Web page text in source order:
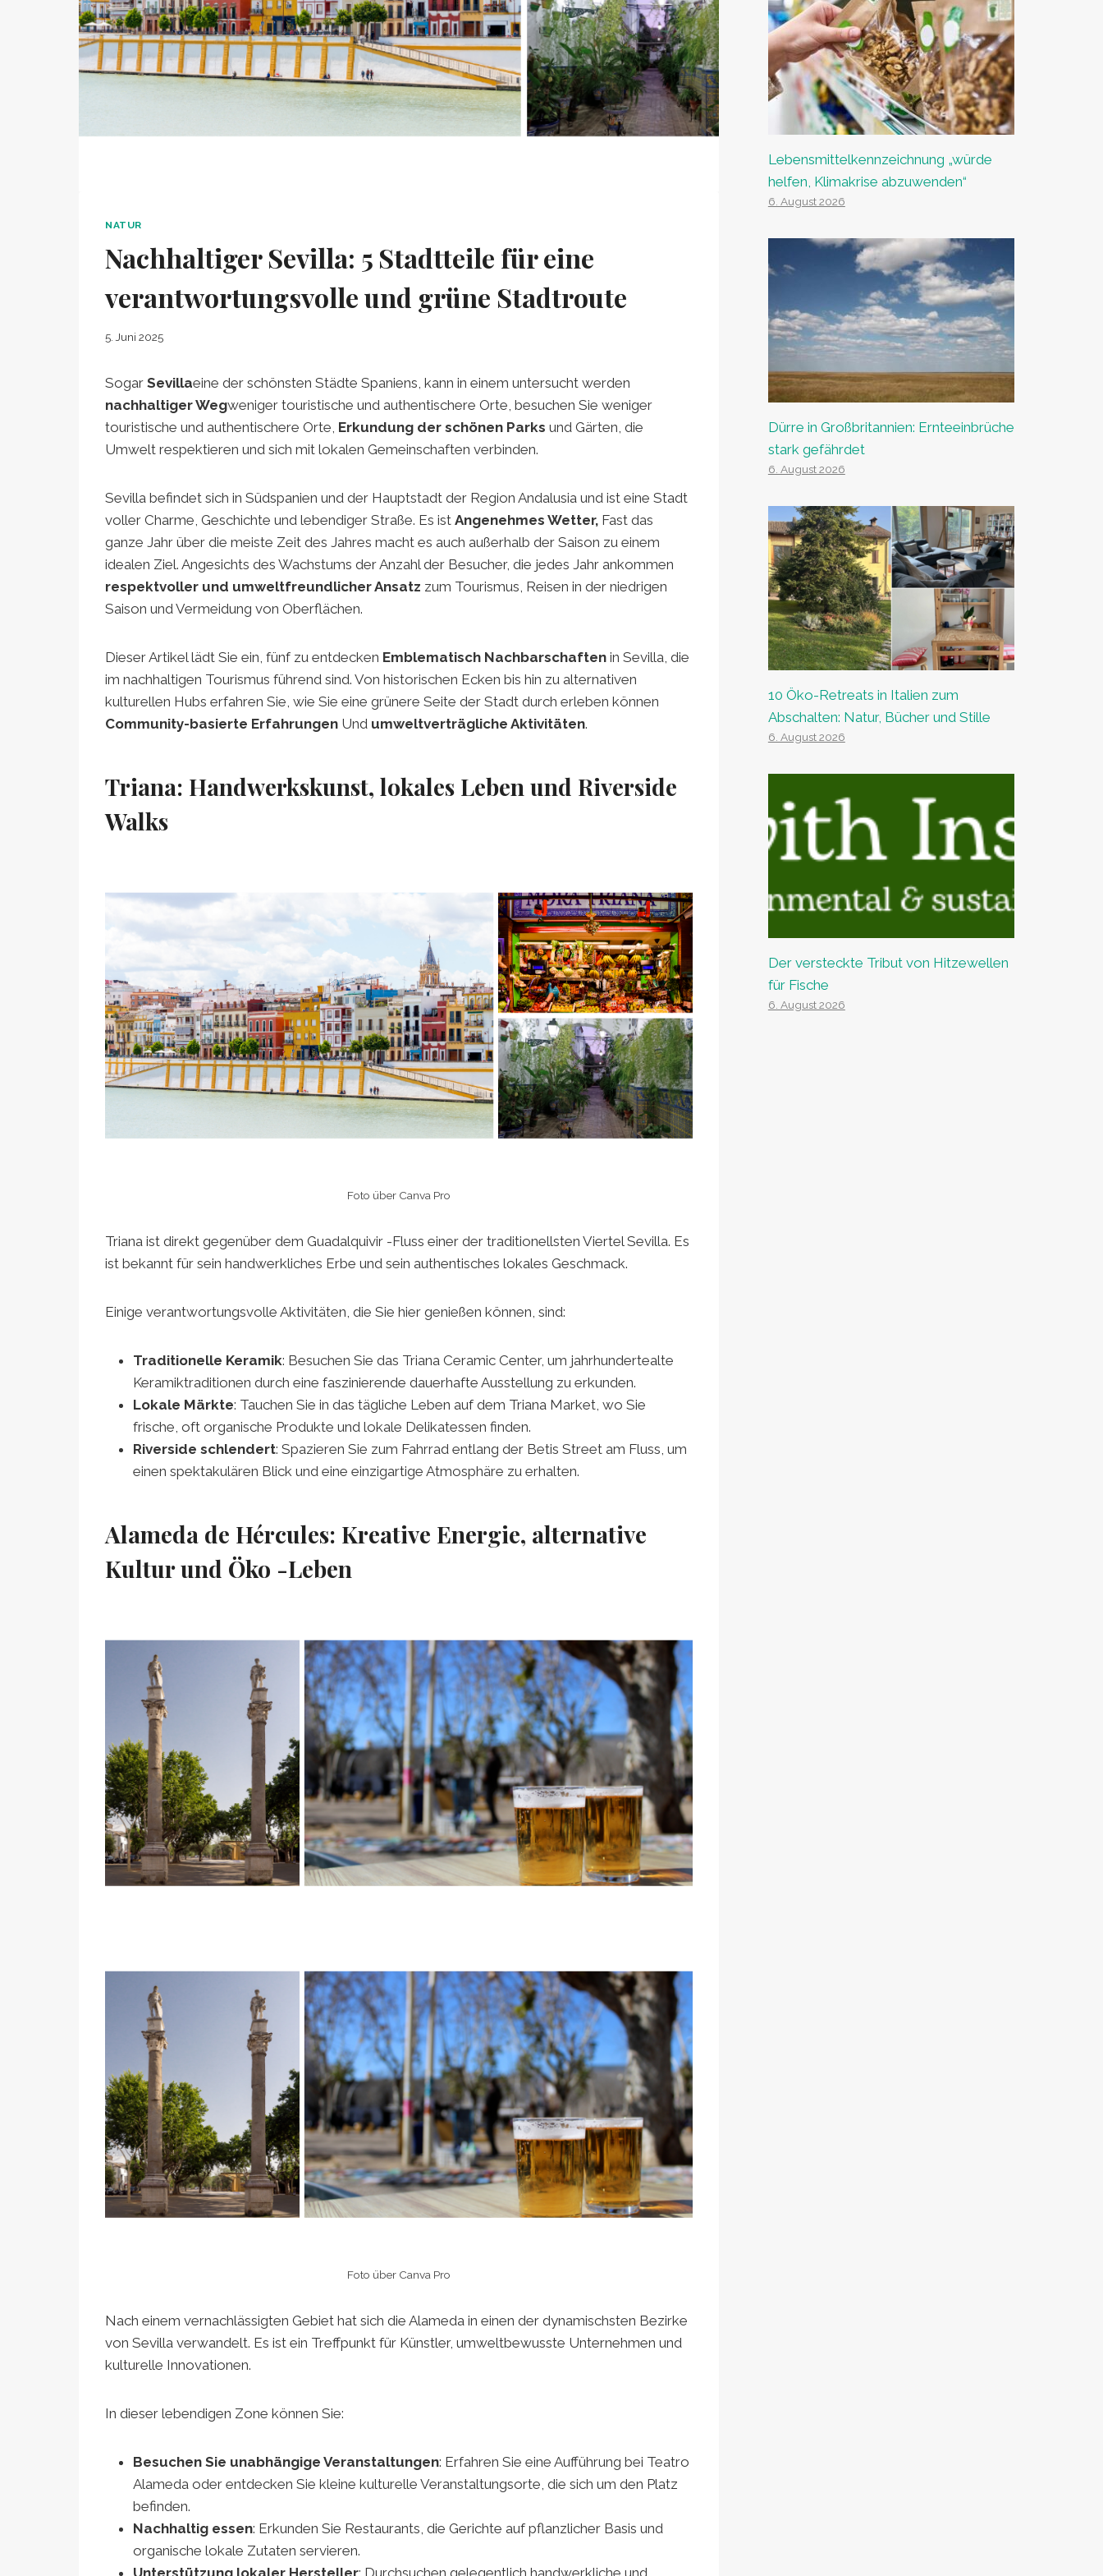
NATUR
Nachhaltiger Sevilla: 5 Stadtteile für eine
verantwortungsvolle und grüne Stadtroute
5. Juni 2025
Sogar Sevillaeine der schönsten Städte Spaniens, kann in einem untersucht werden
nachhaltiger Wegweniger touristische und authentischere Orte, besuchen Sie weniger
touristische und authentischere Orte, Erkundung der schönen Parks und Gärten, die
Umwelt respektieren und sich mit lokalen Gemeinschaften verbinden.
Sevilla befindet sich in Südspanien und der Hauptstadt der Region Andalusia und ist eine Stadt
voller Charme, Geschichte und lebendiger Straße. Es ist Angenehmes Wetter, Fast das
ganze Jahr über die meiste Zeit des Jahres macht es auch außerhalb der Saison zu einem
idealen Ziel. Angesichts des Wachstums der Anzahl der Besucher, die jedes Jahr ankommen
respektvoller und umweltfreundlicher Ansatz zum Tourismus, Reisen in der niedrigen
Saison und Vermeidung von Oberflächen.
Dieser Artikel lädt Sie ein, fünf zu entdecken Emblematisch Nachbarschaften in Sevilla, die
im nachhaltigen Tourismus führend sind. Von historischen Ecken bis hin zu alternativen
kulturellen Hubs erfahren Sie, wie Sie eine grünere Seite der Stadt durch erleben können
Community-basierte Erfahrungen Und umweltverträgliche Aktivitäten.
Triana: Handwerkskunst, lokales Leben und Riverside
Walks
Foto über Canva Pro
Triana ist direkt gegenüber dem Guadalquivir -Fluss einer der traditionellsten Viertel Sevilla. Es
ist bekannt für sein handwerkliches Erbe und sein authentisches lokales Geschmack.
Einige verantwortungsvolle Aktivitäten, die Sie hier genießen können, sind:
Traditionelle Keramik: Besuchen Sie das Triana Ceramic Center, um jahrhundertealte
Keramiktraditionen durch eine faszinierende dauerhafte Ausstellung zu erkunden.
Lokale Märkte: Tauchen Sie in das tägliche Leben auf dem Triana Market, wo Sie
frische, oft organische Produkte und lokale Delikatessen finden.
Riverside schlendert: Spazieren Sie zum Fahrrad entlang der Betis Street am Fluss, um
einen spektakulären Blick und eine einzigartige Atmosphäre zu erhalten.
Alameda de Hércules: Kreative Energie, alternative
Kultur und Öko -Leben
Foto über Canva Pro
Nach einem vernachlässigten Gebiet hat sich die Alameda in einen der dynamischsten Bezirke
von Sevilla verwandelt. Es ist ein Treffpunkt für Künstler, umweltbewusste Unternehmen und
kulturelle Innovationen.
In dieser lebendigen Zone können Sie:
Besuchen Sie unabhängige Veranstaltungen: Erfahren Sie eine Aufführung bei Teatro
Alameda oder entdecken Sie kleine kulturelle Veranstaltungsorte, die sich um den Platz
befinden.
Nachhaltig essen: Erkunden Sie Restaurants, die Gerichte auf pflanzlicher Basis und
organische lokale Zutaten servieren.
Unterstützung lokaler Hersteller: Durchsuchen gelegentlich handwerkliche und
Lebensmittelkennzeichnung „würde
helfen, Klimakrise abzuwenden“
6. August 2026
Dürre in Großbritannien: Ernteeinbrüche
stark gefährdet
6. August 2026
10 Öko-Retreats in Italien zum
Abschalten: Natur, Bücher und Stille
6. August 2026
Der versteckte Tribut von Hitzewellen
für Fische
6. August 2026